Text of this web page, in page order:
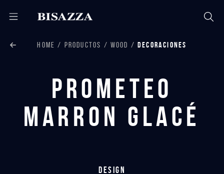
HOME PRODUCTOS WOOD DECORACIONES
Prometeo
Marron Glacé
Design